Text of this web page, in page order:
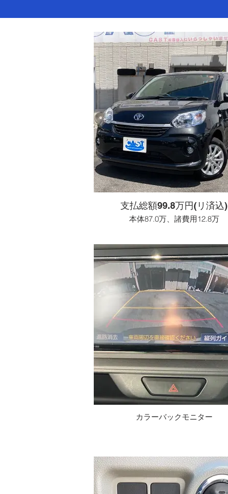
支払総額99.8万円(リ済込)
本体87.0万、諸費用12.8万
カラーバックモニター